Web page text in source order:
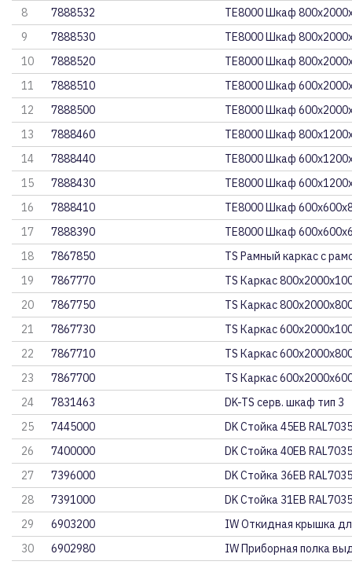
8
7888532
ТЕ8000 Шкаф
9
7888530
ТЕ8000 Шкаф
10
7888520
ТЕ8000 Шкаф
11
7888510
ТЕ8000 Шкаф
12
7888500
ТЕ8000 Шкаф
13
7888460
ТЕ8000 Шкаф
14
7888440
ТЕ8000 Шкаф
15
7888430
ТЕ8000 Шкаф
16
7888410
ТЕ8000 Шкаф
17
7888390
ТЕ8000 Шкаф
18
7867850
TS Рамный каркас с
19
7867770
TS Каркас
20
7867750
TS Каркас
21
7867730
TS Каркас
22
7867710
TS Каркас
23
7867700
TS Каркас
24
7831463
DK-TS серв. шкаф тип 3
25
7445000
DK Стойка 45EB
26
7400000
DK Стойка 40EB
27
7396000
DK Стойка 36EB
28
7391000
DK Стойка 31EB
29
6903200
IW Откидная крышка
30
6902980
IW Приборная полка